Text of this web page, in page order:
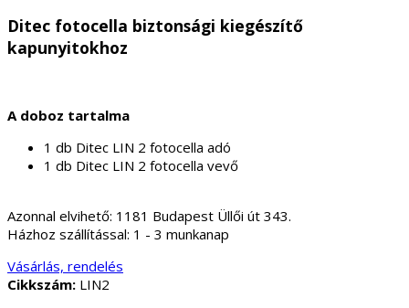
29
990 Ft.
24
Ditec fotocella biztonsági kiegészítő
kapunyitokhoz
A doboz tartalma
1 db Ditec LIN 2 fotocella adó
1 db Ditec LIN 2 fotocella vevő
Azonnal elvihető: 1181 Budapest Üllői út 343.
Házhoz szállítással: 1 - 3 munkanap
Vásárlás, rendelés
Cikkszám: LIN2